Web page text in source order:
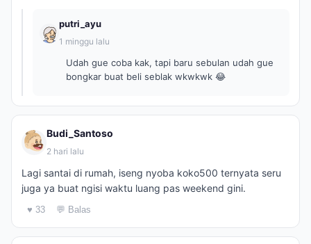
putri_ayu
1 minggu lalu
Udah gue coba kak, tapi baru sebulan udah gue
bongkar buat beli seblak wkwkwk 😂
Budi_Santoso
2 hari lalu
Lagi santai di rumah, iseng nyoba koko500 ternyata seru
juga ya buat ngisi waktu luang pas weekend gini.
♥ 33 💬 Balas